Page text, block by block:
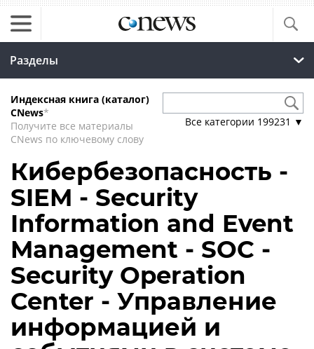
Разделы
Индексная книга (каталог)
CNews*
Получите все материалы
CNews по ключевому слову
Все категории 199231 ▼
Кибербезопасность -
SIEM - Security
Information and Event
Management - SOC -
Security Operation
Center - Управление
информацией и